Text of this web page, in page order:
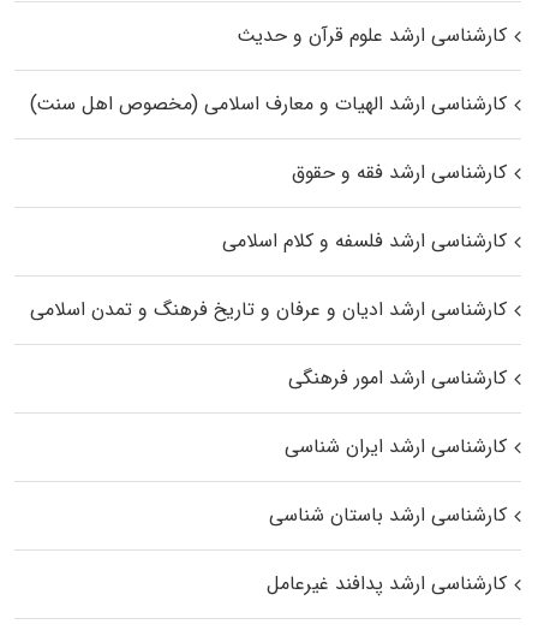
کارشناسی ارشد علوم قرآن و حدیث
کارشناسی ارشد الهیات و معارف اسلامی (مخصوص اهل سنت)
کارشناسی ارشد فقه و حقوق
کارشناسی ارشد فلسفه و کلام اسلامی
کارشناسی ارشد ادیان و عرفان و تاریخ فرهنگ و تمدن اسلامی
کارشناسی ارشد امور فرهنگی
کارشناسی ارشد ایران شناسی
کارشناسی ارشد باستان شناسی
کارشناسی ارشد پدافند غیرعامل